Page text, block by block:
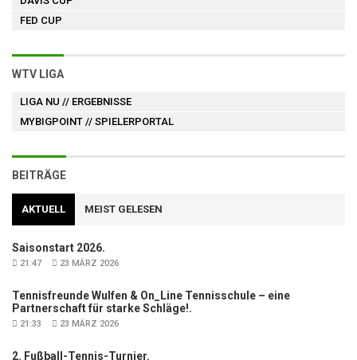
FED CUP
WTV LIGA
LIGA NU // ERGEBNISSE
MYBIGPOINT // SPIELERPORTAL
BEITRÄGE
AKTUELL MEIST GELESEN
Saisonstart 2026.
21:47 23 MÄRZ 2026
Tennisfreunde Wulfen & On_Line Tennisschule – eine
Partnerschaft für starke Schläge!.
21:33 23 MÄRZ 2026
2. Fußball-Tennis-Turnier.